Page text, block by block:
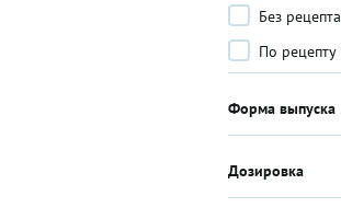
Без рецепта
По рецепту
Форма выпуска
Дозировка